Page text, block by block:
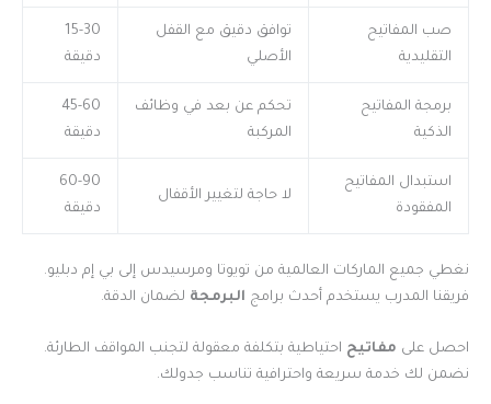
صب المفاتيح
التقليدية
توافق دقيق مع القفل
الأصلي
15-30
دقيقة
برمجة المفاتيح
الذكية
تحكم عن بعد في وظائف
المركبة
45-60
دقيقة
استبدال المفاتيح
المفقودة
لا حاجة لتغيير الأقفال
60-90
دقيقة
نغطي جميع الماركات العالمية من تويوتا ومرسيدس إلى بي إم دبليو.
فريقنا المدرب يستخدم أحدث برامج البرمجة لضمان الدقة.
احصل على مفاتيح احتياطية بتكلفة معقولة لتجنب المواقف الطارئة.
نضمن لك خدمة سريعة واحترافية تناسب جدولك.